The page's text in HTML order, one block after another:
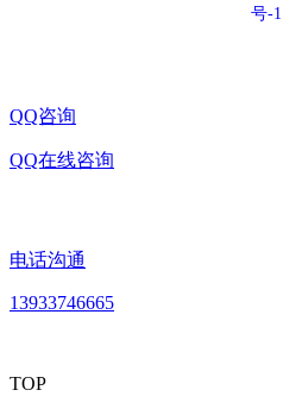
号-1
QQ咨询
QQ在线咨询
电话沟通
13933746665
TOP